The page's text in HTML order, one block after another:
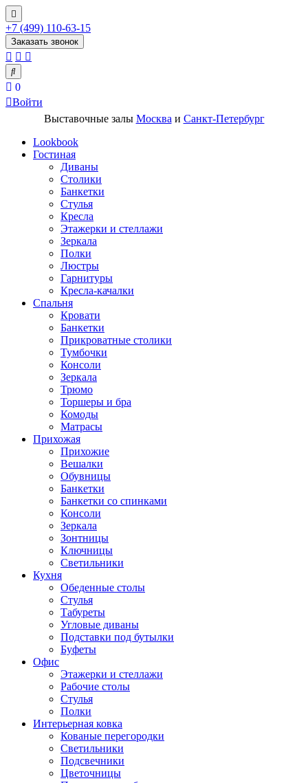
+7 (499) 110-63-15
Заказать звонок
0
Войти
Выставочные залы Москва и Санкт-Петербург
Lookbook
Гостиная
Диваны
Столики
Банкетки
Стулья
Кресла
Этажерки и стеллажи
Зеркала
Полки
Люстры
Гарнитуры
Кресла-качалки
Спальня
Кровати
Банкетки
Прикроватные столики
Тумбочки
Консоли
Зеркала
Трюмо
Торшеры и бра
Комоды
Матрасы
Прихожая
Прихожие
Вешалки
Обувницы
Банкетки
Банкетки со спинками
Консоли
Зеркала
Зонтницы
Ключницы
Светильники
Кухня
Обеденные столы
Стулья
Табуреты
Угловые диваны
Подставки под бутылки
Буфеты
Офис
Этажерки и стеллажи
Рабочие столы
Стулья
Полки
Интерьерная ковка
Кованые перегородки
Светильники
Подсвечники
Цветочницы